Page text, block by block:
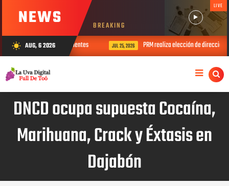
NEWS BREAKING
LIVE
wb_sunny AUG, 6 2026
Padre con sus envejecientes JUL 25, 2026 PRM realiza elección de direcciones
DNCD ocupa supuesta Cocaína,
Marihuana, Crack y Éxtasis en
Dajabón